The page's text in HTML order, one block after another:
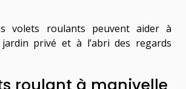
volets roulants peuvent aider à
privé et à l’abri des regards